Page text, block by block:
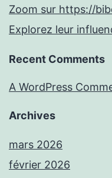
Zoom sur https://
Explorez leur
Recent Comments
A WordPress
Archives
mars 2026
février 2026